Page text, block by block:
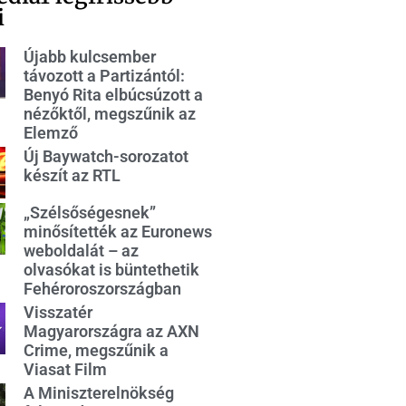
Újabb kulcsember
távozott a Partizántól:
Benyó Rita elbúcsúzott a
nézőktől, megszűnik az
Elemző
Új Baywatch-sorozatot
készít az RTL
„Szélsőségesnek”
minősítették az Euronews
weboldalát – az
olvasókat is büntethetik
Fehéroroszországban
Visszatér
Magyarországra az AXN
Crime, megszűnik a
Viasat Film
A Miniszterelnökség